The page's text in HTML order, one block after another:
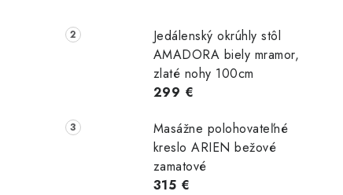
Jedálenský okrúhly stôl
AMADORA biely mramor,
zlaté nohy 100cm
299 €
Masážne polohovateľné
kreslo ARIEN bežové
zamatové
315 €